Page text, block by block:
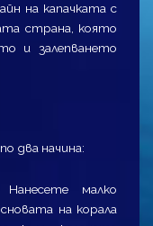
на капачката с
страна, която
и залепването
два начина:
малко
на корала